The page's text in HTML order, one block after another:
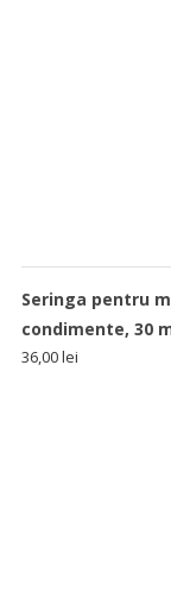
Seringa pentru
condimente, 30
36,00lei